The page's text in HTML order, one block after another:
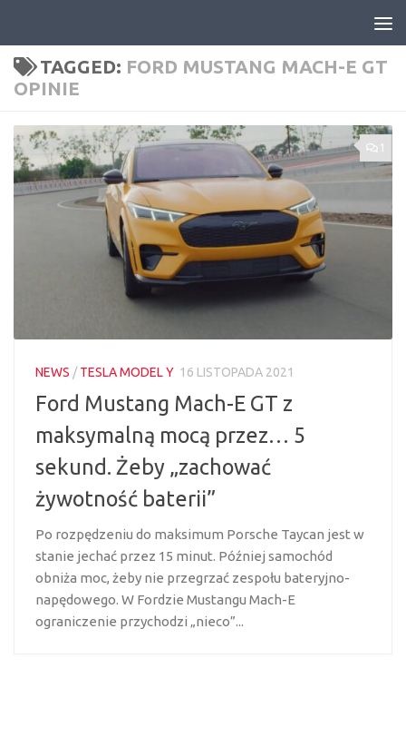
TAGGED: FORD MUSTANG MACH-E GT
OPINIE
1
NEWS /TESLA MODEL Y 16 LISTOPADA 2021
Ford Mustang Mach-E GT z
maksymalną mocą przez… 5
sekund. Żeby „zachować
żywotność baterii”
Po rozpędzeniu do maksimum Porsche Taycan jest w
stanie jechać przez 15 minut. Później samochód
obniża moc, żeby nie przegrzać zespołu bateryjno-
napędowego. W Fordzie Mustangu Mach-E
ograniczenie przychodzi „nieco”...